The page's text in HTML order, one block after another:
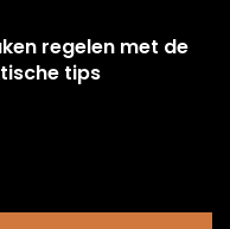
regelen met de
tips